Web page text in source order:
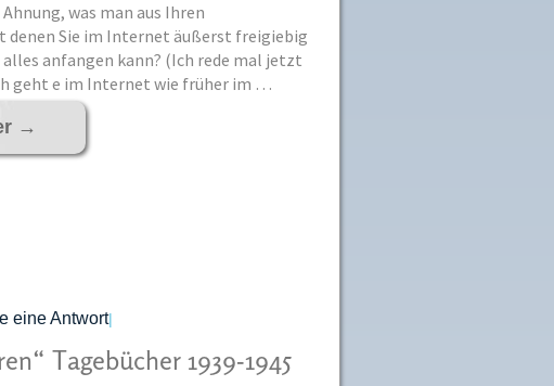
was man aus Ihren
denen Sie im Internet äußerst freigiebig
anfangen kann? (Ich rede mal jetzt
geht e im Internet wie früher im …
→
eine Antwort|
Tagebücher 1939-1945